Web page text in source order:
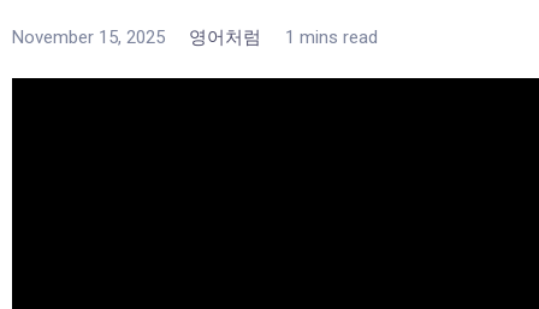
November 15, 2025 영어처럼 1 mins read